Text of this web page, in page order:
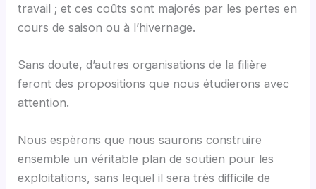
travail ; et ces coûts sont majorés par les pertes en
cours de saison ou à l’hivernage.
Sans doute, d’autres organisations de la filière
feront des propositions que nous étudierons avec
attention.
Nous espèrons que nous saurons construire
ensemble un véritable plan de soutien pour les
exploitations, sans lequel il sera très difficile de